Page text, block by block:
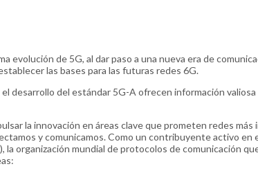
evolución de 5G, al dar paso a una nueva era de
las bases para las futuras redes 6G.
desarrollo del estándar 5G-A ofrecen información valiosa
la innovación en áreas clave que prometen redes
y comunicamos. Como un contribuyente activo
la organización mundial de protocolos de comunicación